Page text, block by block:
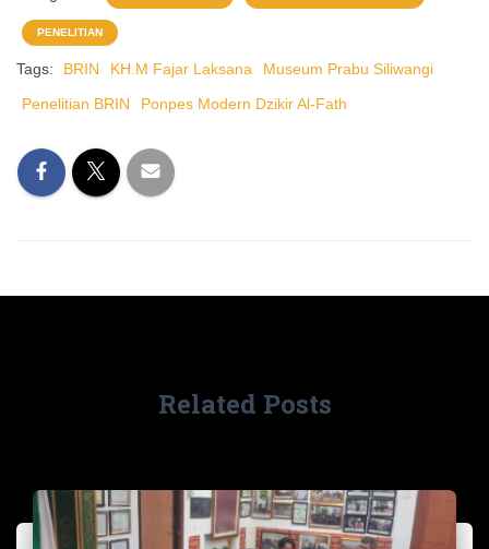
PENELITIAN
Tags: BRIN KH.M Fajar Laksana
Museum Prabu Siliwangi
Penelitian BRIN
Ponpes Modern Dzikir Al-Fath
Related Posts